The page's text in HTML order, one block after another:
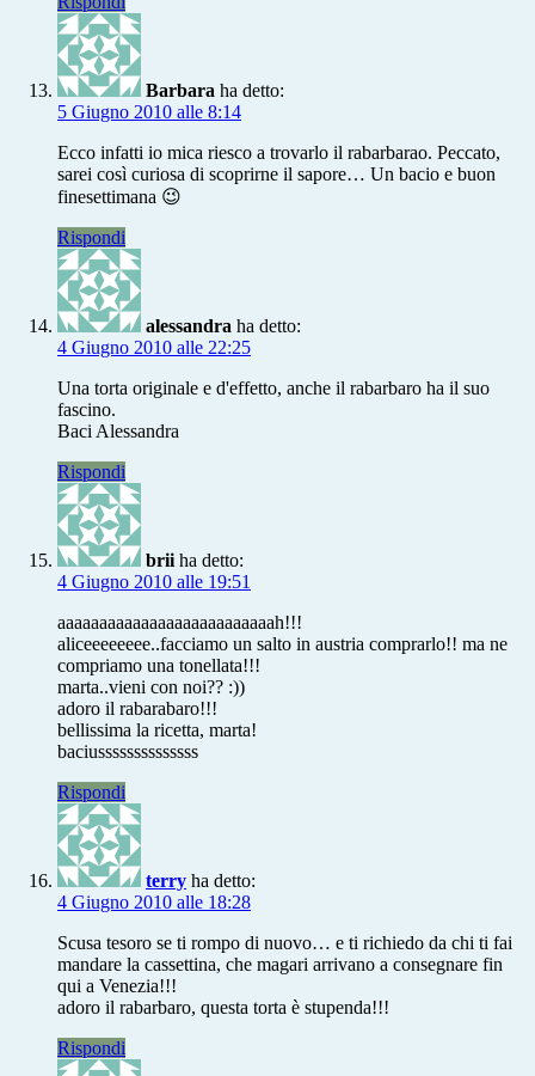
Barbara ha detto:
5 Giugno 2010 alle 8:14
Ecco infatti io mica riesco a trovarlo il rabarbarao. Peccato,
sarei così curiosa di scoprirne il sapore… Un bacio e buon
finesettimana 😉
Rispondi
alessandra ha detto:
4 Giugno 2010 alle 22:25
Una torta originale e d'effetto, anche il rabarbaro ha il suo
fascino.
Baci Alessandra
Rispondi
brii ha detto:
4 Giugno 2010 alle 19:51
aaaaaaaaaaaaaaaaaaaaaaaaaah!!!
aliceeeeeeee..facciamo un salto in austria comprarlo!! ma ne
compriamo una tonellata!!!
marta..vieni con noi?? :))
adoro il rabarabaro!!!
bellissima la ricetta, marta!
baciussssssssssssss
Rispondi
terry ha detto:
4 Giugno 2010 alle 18:28
Scusa tesoro se ti rompo di nuovo… e ti richiedo da chi ti fai
mandare la cassettina, che magari arrivano a consegnare fin
qui a Venezia!!!
adoro il rabarbaro, questa torta è stupenda!!!
Rispondi